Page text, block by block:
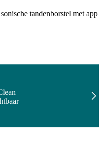
tandenborstel met app